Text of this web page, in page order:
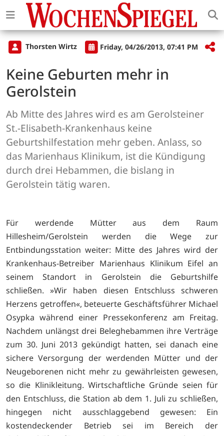
Thorsten Wirtz Friday, 04/26/2013, 07:41 PM
Keine Geburten mehr in
Gerolstein
Ab Mitte des Jahres wird es am Gerolsteiner
St.-Elisabeth-Krankenhaus keine
Geburtshilfestation mehr geben. Anlass, so
das Marienhaus Klinikum, ist die Kündigung
durch drei Hebammen, die bislang in
Gerolstein tätig waren.
Für werdende Mütter aus dem Raum
Hillesheim/Gerolstein werden die Wege zur
Entbindungsstation weiter: Mitte des Jahres wird der
Krankenhaus-Betreiber Marienhaus Klinikum Eifel an
seinem Standort in Gerolstein die Geburtshilfe
schließen. »Wir haben diesen Entschluss schweren
Herzens getroffen«, beteuerte Geschäftsführer Michael
Osypka während einer Pressekonferenz am Freitag.
Nachdem unlängst drei Beleghebammen ihre Verträge
zum 30. Juni 2013 gekündigt hatten, sei danach eine
sichere Versorgung der werdenden Mütter und der
Neugeborenen nicht mehr zu gewährleisten gewesen,
so die Klinikleitung. Wirtschaftliche Gründe seien für
den Entschluss, die Station ab dem 1. Juli zu schließen,
hingegen nicht ausschlaggebend gewesen: Ein
kostendeckender Betrieb sei im Bereich der